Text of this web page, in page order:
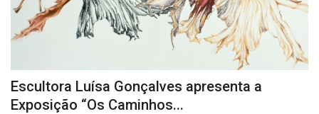
Escultora Luísa Gonçalves apresenta a
Exposição “Os Caminhos...